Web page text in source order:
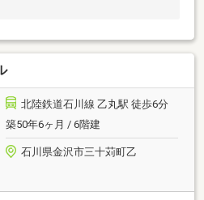
北陸鉄道石川線 乙丸駅 徒歩6分
築50年6ヶ月 / 6階建
石川県金沢市三十苅町乙